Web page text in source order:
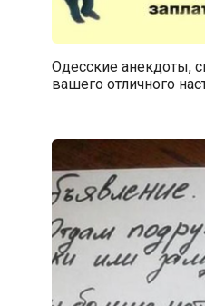
Одесские анекдоты,
вашего отличного